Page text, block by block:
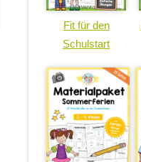
Fit für den
Schulstart